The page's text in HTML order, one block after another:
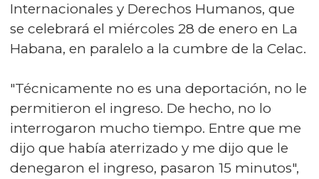
Internacionales y Derechos Humanos, que
se celebrará el miércoles 28 de enero en La
Habana, en paralelo a la cumbre de la Celac.
"Técnicamente no es una deportación, no le
permitieron el ingreso. De hecho, no lo
interrogaron mucho tiempo. Entre que me
dijo que había aterrizado y me dijo que le
denegaron el ingreso, pasaron 15 minutos",